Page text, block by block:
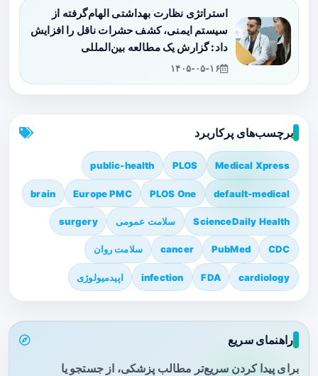
استراتژی نظارت بهداشتی الهام‌گرفته از
سیستم ایمنی، کشف حشرات ناقل را افزایش
داد: گزارش یک مطالعه بین‌المللی
۱۴۰۵-۰۵-۱۶
برچسب‌های پرکاربرد
Medical Xpress
PLOS
public-health
default-medical
PLOS One
Europe PMC
brain
ScienceDaily Health سلامت عمومی surgery
CDC
PubMed
cancer سلامت روان
cardiology
FDA
infection اپیدمیولوژی
راهنمای سریع
برای پیدا کردن سریع‌تر مطالب پزشکی، از جستجو یا